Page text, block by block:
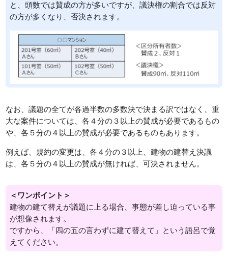
と、頭数では賛成の方が多いですが、議決権の割合では反対
の方が多くなり、否決されます。
なお、議題の全てが各過半数の多数決で決まる訳ではなく、重
大な案件については、各４分の３以上の賛成が必要であるもの
や、各５分の４以上の賛成が必要であるものもあります。
例えば、規約の変更は、各４分の３以上、建物の建替え決議
は、各５分の４以上の賛成が無ければ、可決されません。
＜ワンポイント＞
建物の建て替えが議題に上る場合、事態が差し迫っている事
が想像されます。
ですから、「四の五の言わずに建て替えて」という語呂で覚
えてください。